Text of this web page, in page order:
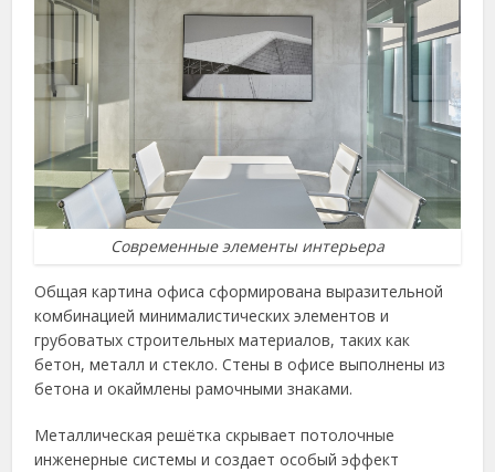
Современные элементы интерьера
Общая картина офиса сформирована выразительной
комбинацией минималистических элементов и
грубоватых строительных материалов, таких как
бетон, металл и стекло. Стены в офисе выполнены из
бетона и окаймлены рамочными знаками.
Металлическая решётка скрывает потолочные
инженерные системы и создает особый эффект